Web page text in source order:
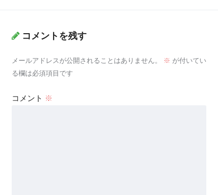
コメントを残す
メールアドレスが公開されることはありません。 ※ が付いてい
る欄は必須項目です
コメント ※